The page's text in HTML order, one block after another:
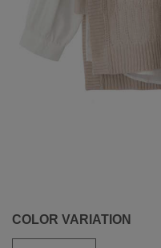
COLOR VARIATION